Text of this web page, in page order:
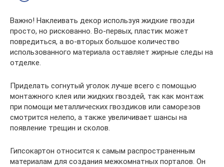
Важно! Наклеивать декор используя жидкие гвозди
просто, но рискованно. Во-первых, пластик может
повредиться, а во-вторых большое количество
использованного материала оставляет жирные следы на
отделке.
Приделать согнутый уголок лучше всего с помощью
монтажного клея или жидких гвоздей, так как монтаж
при помощи металлических гвоздиков или саморезов
смотрится нелепо, а также увеличивает шансы на
появление трещин и сколов.
Гипсокартон относится к самым распространенным
материалам для создания межкомнатных порталов. Он